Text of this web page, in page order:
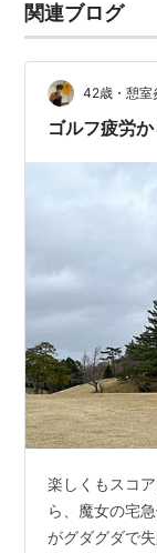
関連ブログ
42歳・憩室
ゴルフ疲労
楽しくもスコ
ら、魔女の宅
がグダグダで